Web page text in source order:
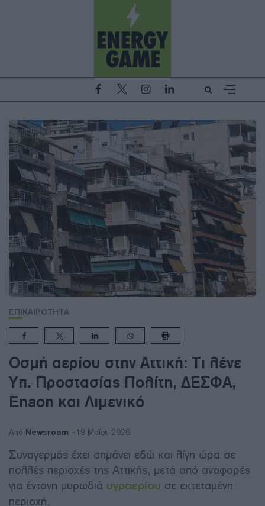
ΕΠΙΚΑΙΡΟΤΗΤΑ
Οσμή αερίου στην Αττική: Τι λένε
Υπ. Προστασίας Πολίτη, ΔΕΣΦΑ,
Enaon και Λιμενικό
Από Newsroom 19 Μαΐου 2026
Συναγερμός έχει σημάνει εδώ και λίγη ώρα σε
πολλές περιοχές της Αττικής, μετά από αναφορές
για έντονη μυρωδιά υγραερίου σε εκτεταμένη
περιοχή.